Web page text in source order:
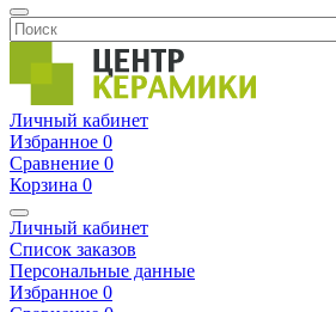
Личный кабинет
Избранное 0
Сравнение 0
Корзина 0
Личный кабинет
Список заказов
Персональные данные
Избранное 0